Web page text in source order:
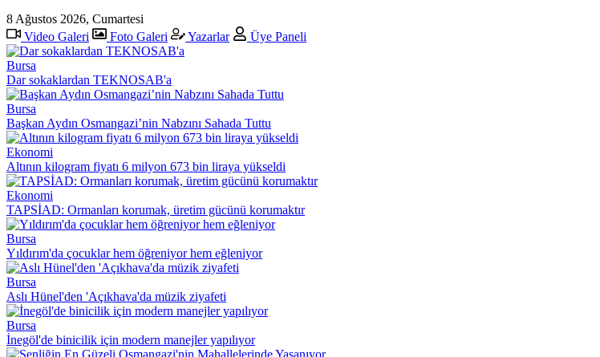
8 Ağustos 2026, Cumartesi
Video Galeri
Foto Galeri Yazarlar Üye Paneli
Bursa
Dar sokaklardan TEKNOSAB'a
Bursa
Başkan Aydın Osmangazi’nin Nabzını Sahada Tuttu
Ekonomi
Altının kilogram fiyatı 6 milyon 673 bin liraya yükseldi
Ekonomi
TAPSİAD: Ormanları korumak, üretim gücünü korumaktır
Bursa
Yıldırım'da çocuklar hem öğreniyor hem eğleniyor
Bursa
Aslı Hünel'den 'Açıkhava'da müzik ziyafeti
Bursa
İnegöl'de binicilik için modern manejler yapılıyor